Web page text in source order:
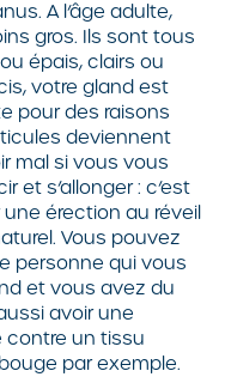
A l’âge adulte,
gros. Ils sont tous
épais, clairs ou
votre gland est
pour des raisons
deviennent
mal si vous vous
et s’allonger : c’est
érection au réveil
Vous pouvez
personne qui vous
et vous avez du
avoir une
contre un tissu
par exemple.